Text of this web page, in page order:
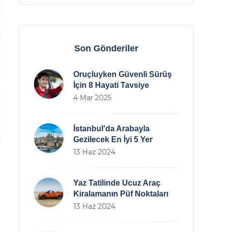
Son Gönderiler
Oruçluyken Güvenli Sürüş
İçin 8 Hayati Tavsiye
4 Mar 2025
İstanbul'da Arabayla
Gezilecek En İyi 5 Yer
13 Haz 2024
Yaz Tatilinde Ucuz Araç
Kiralamanın Püf Noktaları
13 Haz 2024